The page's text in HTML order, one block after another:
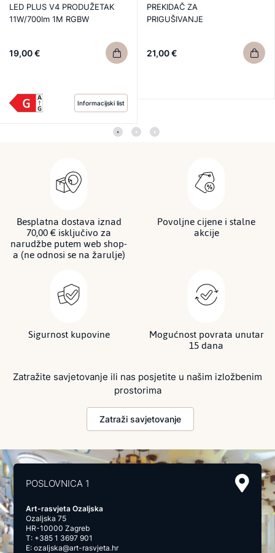
LED PLUS V4 PRODUŽETAK
11W/700lm 1M RGBW
19,00 €
Informacijski list
PREKIDAČ ZA
PRIGUŠIVANJE
21,00 €
Besplatna dostava iznad
70,00 € isključivo za
narudžbe putem web shop-
a (ne odnosi se na žarulje)
Povoljne cijene i stalne
akcije
Sigurnost kupovine Mogućnost povrata unutar
15 dana
Zatražite savjetovanje ili nas posjetite u našim izložbenim
prostorima
Zatraži savjetovanje
POSLOVNICA 1
Art-rasvjeta Ozaljska
Ozaljska 75
HR-10000 Zagreb
T: +385 1 3697 901
E:ozaljska@art-rasvjeta.hr